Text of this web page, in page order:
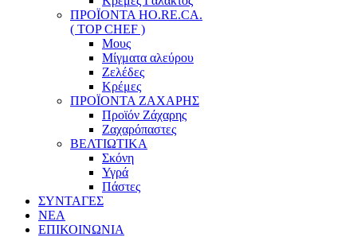
ΠΡΟΪΟΝΤΑ HO.RE.CA.
( TOP CHEF )
Μους
Μίγματα αλεύρου
Ζελέδες
Κρέμες
ΠΡΟΪΟΝΤΑ ΖΑΧΑΡΗΣ
Προϊόν Ζάχαρης
Ζαχαρόπαστες
ΒΕΛΤΙΩΤΙΚΑ
Σκόνη
Υγρά
Πάστες
ΣΥΝΤΑΓΕΣ
ΝΕΑ
ΕΠΙΚΟΙΝΩΝΙΑ